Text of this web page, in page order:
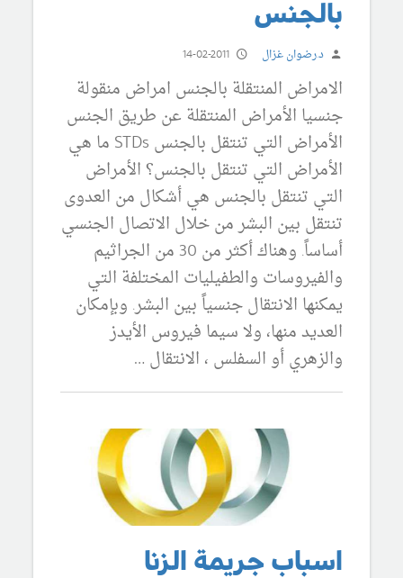
بالجنس
د.رضوان غزال 14-02-2011
الامراض المنتقلة بالجنس امراض منقولة
جنسيا الأمراض المنتقلة عن طريق الجنس
الأمراض التي تنتقل بالجنس STDs ما هي
الأمراض التي تنتقل بالجنس؟ الأمراض
التي تنتقل بالجنس هي أشكال من العدوى
تنتقل بين البشر من خلال الاتصال الجنسي
أساساً. وهناك أكثر من 30 من الجراثيم
والفيروسات والطفيليات المختلفة التي
يمكنها الانتقال جنسياً بين البشر. وبإمكان
العديد منها، ولا سيما فيروس الأيدز
والزهري أو السفلس ، الانتقال …
اسباب جريمة الزنا